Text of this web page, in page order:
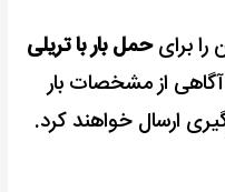
را برایحمل بار با تریلی
آگاهی از مشخصات بار
ارسال خواهند کرد.